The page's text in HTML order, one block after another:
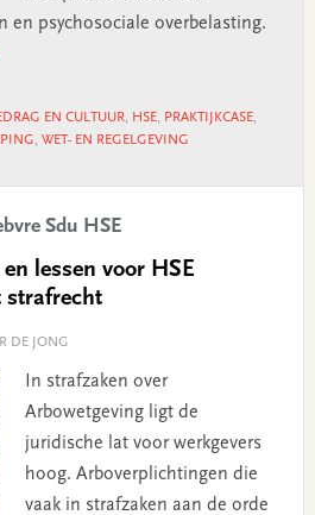
en psychosociale overbelasting.
EN CULTUUR, HSE, PRAKTIJKCASE,
, WET- EN REGELGEVING
Sdu HSE
lessen voor HSE
strafrecht
DE JONG
In strafzaken over
Arbowetgeving ligt de
juridische lat voor werkgevers
hoog. Arboverplichtingen die
vaak in strafzaken aan de orde